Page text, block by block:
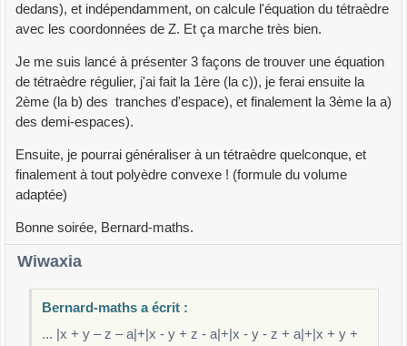
dedans), et indépendamment, on calcule l'équation du tétraèdre
avec les coordonnées de Z. Et ça marche très bien.
Je me suis lancé à présenter 3 façons de trouver une équation
de tétraèdre régulier, j'ai fait la 1ère (la c)), je ferai ensuite la
2ème (la b) des tranches d'espace), et finalement la 3ème la a)
des demi-espaces).
Ensuite, je pourrai généraliser à un tétraèdre quelconque, et
finalement à tout polyèdre convexe ! (formule du volume
adaptée)
Bonne soirée, Bernard-maths.
Wiwaxia
Bernard-maths a écrit :
... |x + y – z – a|+|x - y + z - a|+|x - y - z + a|+|x + y +